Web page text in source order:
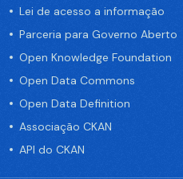
Lei de acesso a informação
Parceria para Governo Aberto
Open Knowledge Foundation
Open Data Commons
Open Data Definition
Associação CKAN
API do CKAN